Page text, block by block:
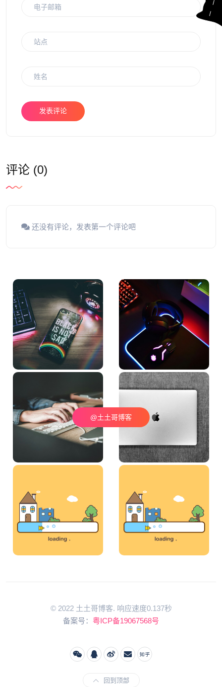
发表评论
评论 (0)
还没有评论，发表第一个评论吧
@土土哥博客
© 2022 土土哥博客. 响应速度0.137秒
备案号： 粤ICP备19067568号
回到顶部